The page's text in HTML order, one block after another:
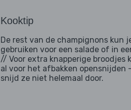
Kooktip
De rest van de champignons kun
gebruiken voor een salade of in
// Voor extra knapperige broodjes
al voor het afbakken opensnijden
snijd ze niet helemaal door.